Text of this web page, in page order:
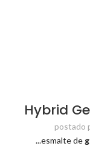
Hybrid
postado
...esmalte de